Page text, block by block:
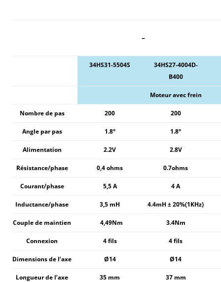
–
34HS31-5504S
34HS27-4004D-
B400
Moteur avec frein
Nombre de pas 200 200
Angle par pas 1.8° 1.8°
Alimentation 2.2V 2.8V
Résistance/phase 0,4 ohms 0.7ohms
Courant/phase 5,5 A 4 A
Inductance/phase 3,5 mH 4.4mH ± 20%(1KHz)
Couple de maintien 4,49Nm 3.4Nm
Connexion 4 fils 4 fils
Dimensions de l’axe Ø14 Ø14
Longueur de l’axe 35 mm 37 mm